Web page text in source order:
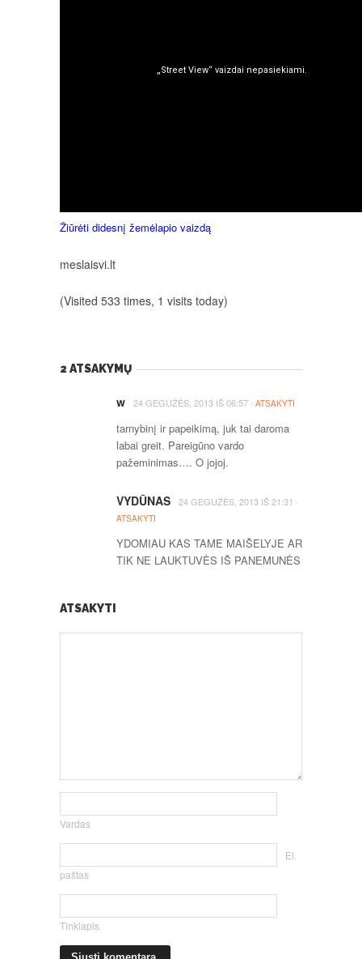
Žiūrėti didesnį žemėlapio vaizdą
meslaisvi.lt
(Visited 533 times, 1 visits today)
2 ATSAKYMŲ
w 24 GEGUŽĖS, 2013 IŠ06:57 · ATSAKYTI
tarnybinį ir papeikimą, juk tai daroma
labai greit. Pareigūno vardo
pažeminimas…. O jojoj.
VYDŪNAS 24 GEGUŽĖS, 2013 IŠ 21:31 ·
ATSAKYTI
YDOMIAU KAS TAME MAIŠELYJE AR
TIK NE LAUKTUVĖS IŠ PANEMUNĖS
ATSAKYTI
Vardas
El.
paštas
Tinklapis